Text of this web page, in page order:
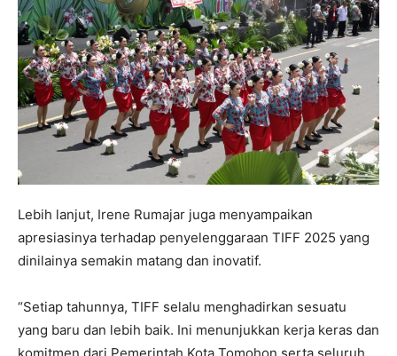
Lebih lanjut, Irene Rumajar juga menyampaikan
apresiasinya terhadap penyelenggaraan TIFF 2025 yang
dinilainya semakin matang dan inovatif.
“Setiap tahunnya, TIFF selalu menghadirkan sesuatu
yang baru dan lebih baik. Ini menunjukkan kerja keras dan